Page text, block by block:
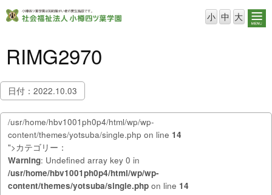
小 中 大
RIMG2970
日付：2022.10.03
/usr/home/hbv1001ph0p4/html/wp/wp-
content/themes/yotsuba/single.php on line 14
">カテゴリー：
Warning: Undefined array key 0 in
/usr/home/hbv1001ph0p4/html/wp/wp-
content/themes/yotsuba/single.php on line 14